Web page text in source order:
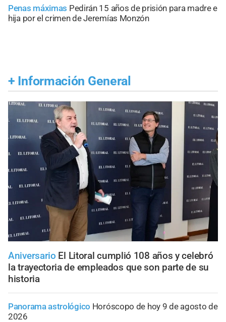
Penas máximas Pedirán 15 años de prisión para madre e
hija por el crimen de Jeremías Monzón
+ Información General
Aniversario El Litoral cumplió 108 años y celebró
la trayectoria de empleados que son parte de su
historia
Panorama astrológico Horóscopo de hoy 9 de agosto de
2026